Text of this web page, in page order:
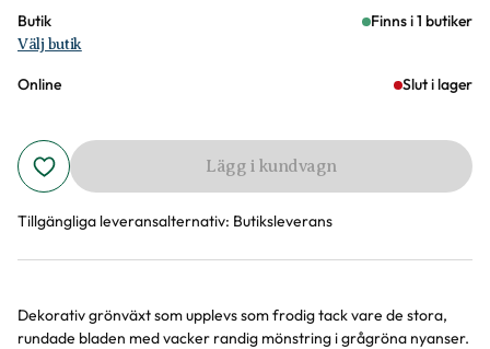
Butik Finns i 1 butiker
Välj butik
Online Slut i lager
Lägg i kundvagn
Tillgängliga leveransalternativ: Butiksleverans
Produktinformation
Dekorativ grönväxt som upplevs som frodig tack vare de stora,
rundade bladen med vacker randig mönstring i grågröna nyanser.